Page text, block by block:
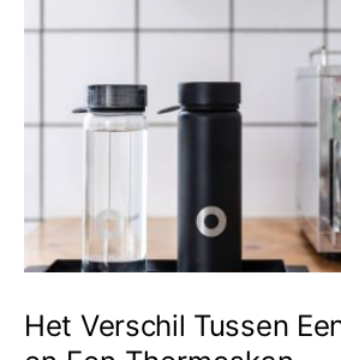
Het Verschil Tussen